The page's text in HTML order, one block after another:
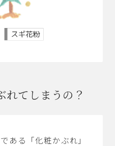
れてしまうの？
ある「化粧かぶれ」